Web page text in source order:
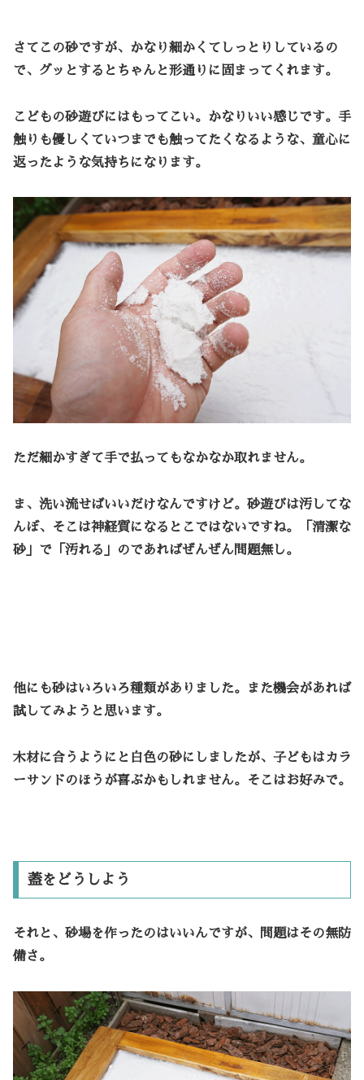
さてこの砂ですが、かなり細かくてしっとりしているの
で、グッとするとちゃんと形通りに固まってくれます。
こどもの砂遊びにはもってこい。かなりいい感じです。手
触りも優しくていつまでも触ってたくなるような、童心に
返ったような気持ちになります。
ただ細かすぎて手で払ってもなかなか取れません。
ま、洗い流せばいいだけなんですけど。砂遊びは汚してな
んぼ、そこは神経質になるとこではないですね。「清潔な
砂」で「汚れる」のであればぜんぜん問題無し。
他にも砂はいろいろ種類がありました。また機会があれば
試してみようと思います。
木材に合うようにと白色の砂にしましたが、子どもはカラ
ーサンドのほうが喜ぶかもしれません。そこはお好みで。
蓋をどうしよう
それと、砂場を作ったのはいいんですが、問題はその無防
備さ。